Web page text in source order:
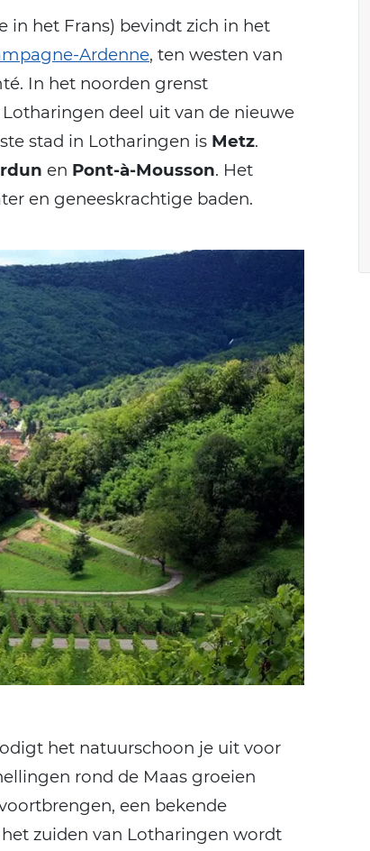
in het Frans) bevindt zich in het
Ardenne, ten westen van
In het noorden grenst
deel uit van de nieuwe
stad in Lotharingen is Metz.
en Pont-à-Mousson. Het
en geneeskrachtige baden.
het natuurschoon je uit voor
rond de Maas groeien
een bekende
zuiden van Lotharingen wordt